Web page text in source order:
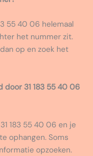
55 40 06 helemaal
het nummer zit.
op en zoek het
door 31 183 55 40 06
183 55 40 06 en je
ophangen. Soms
opzoeken.